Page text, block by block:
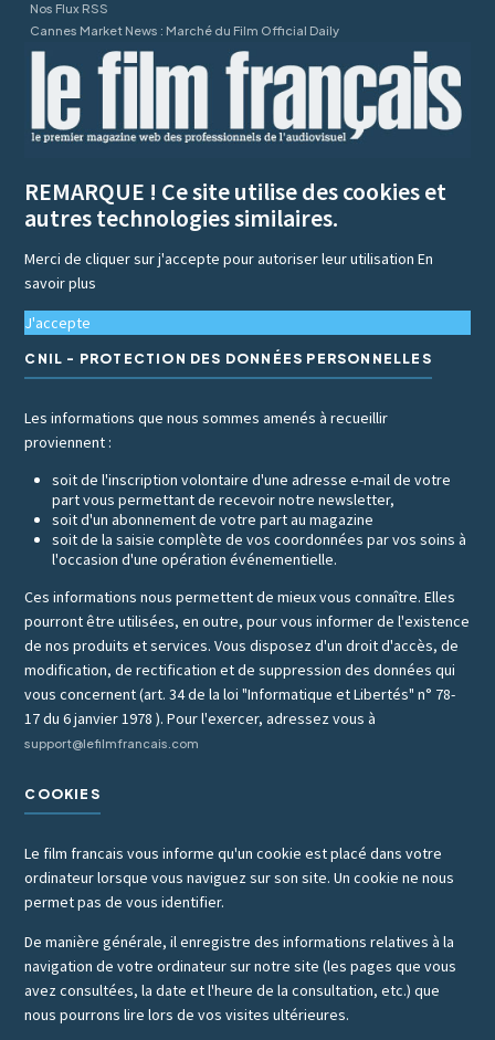
Nos Flux RSS
Cannes Market News : Marché du Film Official Daily
REMARQUE ! Ce site utilise des cookies et
autres technologies similaires.
Merci de cliquer sur j'accepte pour autoriser leur utilisationEn
savoir plus
J'accepte
CNIL - PROTECTION DES DONNÉES PERSONNELLES
Les informations que nous sommes amenés à recueillir
proviennent :
soit de l'inscription volontaire d'une adresse e-mail de votre
part vous permettant de recevoir notre newsletter,
soit d'un abonnement de votre part au magazine
soit de la saisie complète de vos coordonnées par vos soins à
l'occasion d'une opération événementielle.
Ces informations nous permettent de mieux vous connaître. Elles
pourront être utilisées, en outre, pour vous informer de l'existence
de nos produits et services. Vous disposez d'un droit d'accès, de
modification, de rectification et de suppression des données qui
vous concernent (art. 34 de la loi "Informatique et Libertés" n° 78-
17 du 6 janvier 1978 ). Pour l'exercer, adressez vous à
support@lefilmfrancais.com
COOKIES
Le film francais vous informe qu'un cookie est placé dans votre
ordinateur lorsque vous naviguez sur son site. Un cookie ne nous
permet pas de vous identifier.
De manière générale, il enregistre des informations relatives à la
navigation de votre ordinateur sur notre site (les pages que vous
avez consultées, la date et l'heure de la consultation, etc.) que
nous pourrons lire lors de vos visites ultérieures.